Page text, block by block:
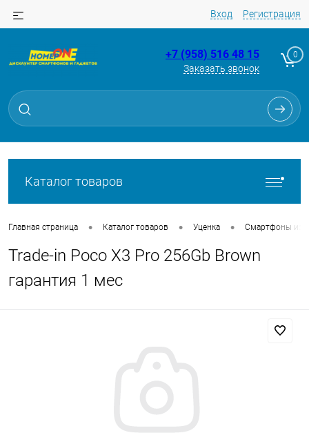
Вход Регистрация
+7 (958) 516 48 15
Заказать звонок
0
Каталог товаров
Главная страница • Каталог товаров • Уценка • Смартфоны из
Trade-in Poco X3 Pro 256Gb Brown
гарантия 1 мес
Для клиентов всех банков
Разбейте
без переплат
Сегодня